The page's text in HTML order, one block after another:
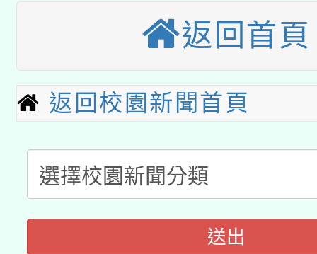
薪期間赴陸應申請許可
轉知經濟部水利署委託
用水績優單位及節水達
答一案
有關本府115年70歲以
心」，鼓勵退休同仁踴
案。
本校115學年度第2次
招甄選結果公告(無人
適應運動共學行動站研
本館辦理115年度閱讀
暨閱讀推動專業研習
科技賦能─人工智慧
返回首頁
返回校園新聞首頁
送出